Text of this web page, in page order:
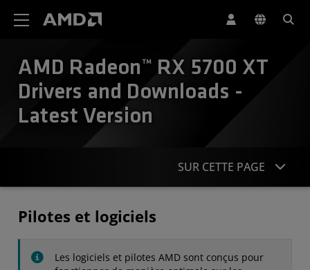
AMD Radeon™ RX 5700 XT
Drivers and Downloads -
Latest Version
SUR CETTE PAGE
Pilotes et logiciels
Les logiciels et pilotes AMD sont conçus pour